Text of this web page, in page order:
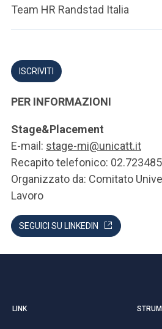
Team HR Randstad Italia
ISCRIVITI
PER INFORMAZIONI
Stage&Placement
E-mail: stage-mi@unicatt.it
Recapito telefonico:
Organizzato da: Comitato
Lavoro
SEGUICI SU LINKEDIN
LINK